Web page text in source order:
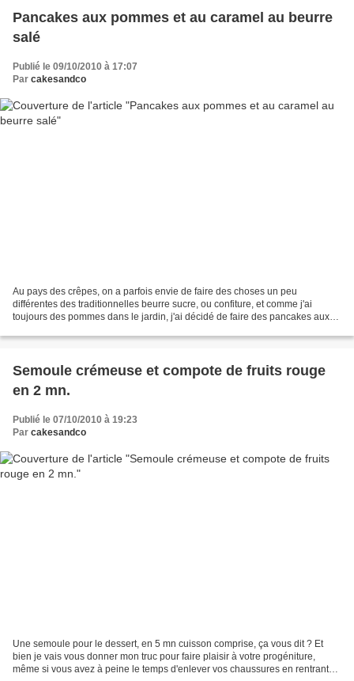
Pancakes aux pommes et au caramel au beurre
salé
Publié le 09/10/2010 à 17:07
Par cakesandco
Au pays des crêpes, on a parfois envie de faire des choses un peu
différentes des traditionnelles beurre sucre, ou confiture, et comme j'ai
toujours des pommes dans le jardin, j'ai décidé de faire des pancakes aux
Semoule crémeuse et compote de fruits rouge
en 2 mn.
Publié le 07/10/2010 à 19:23
Par cakesandco
Une semoule pour le dessert, en 5 mn cuisson comprise, ça vous dit ? Et
bien je vais vous donner mon truc pour faire plaisir à votre progéniture,
même si vous avez à peine le temps d'enlever vos chaussures en rentrant